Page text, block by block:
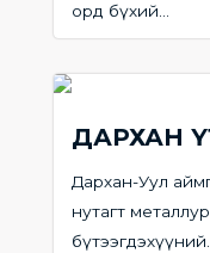
орд бүхий...
ДАРХАН
Дархан-Уул
нутагт
бүтээгдэхүүний...